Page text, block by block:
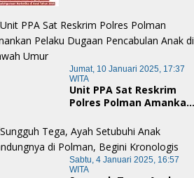
Narkotika di Awal Tahun
2025
Jumat, 10 Januari 2025, 17:37
WITA
Unit PPA Sat Reskrim
Polres Polman Amankan
Pencabulan Anak di
Bawah Umur
Sabtu, 4 Januari 2025, 16:57
WITA